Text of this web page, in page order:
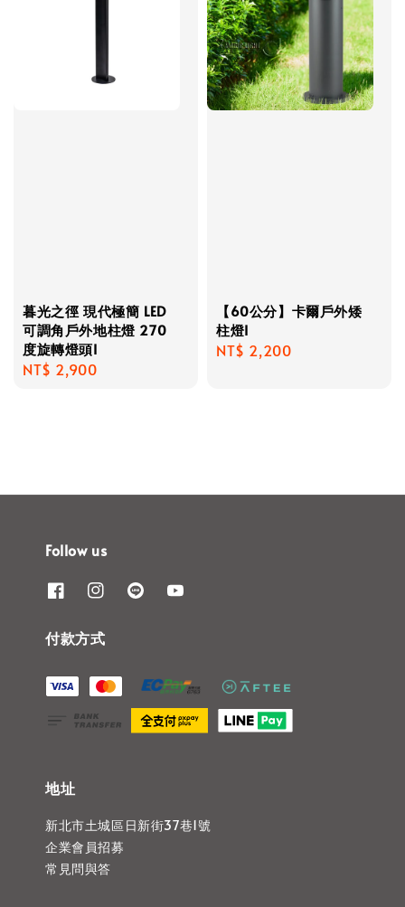
暮光之徑 現代極簡 LED
可調角戶外地柱燈 270
度旋轉燈頭I
Regular
NT$ 2,900
【60公分】卡爾戶外矮
柱燈I
Regular
NT$ 2,200
Follow us
付款方式
地址
新北市土城區日新街37巷1號
企業會員招募
常見問與答